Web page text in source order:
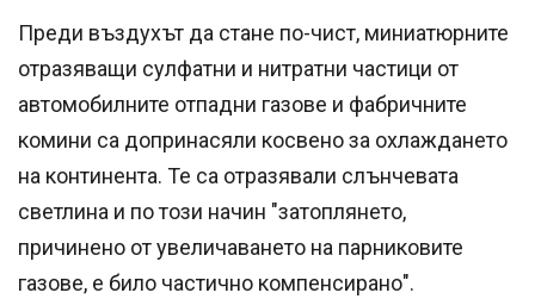
Преди въздухът да стане по-чист, миниатюрните
отразяващи сулфатни и нитратни частици от
автомобилните отпадни газове и фабричните
комини са допринасяли косвено за охлаждането
на континента. Те са отразявали слънчевата
светлина и по този начин "затоплянето,
причинено от увеличаването на парниковите
газове, е било частично компенсирано".